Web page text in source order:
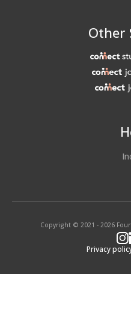
Other
Copyright © 2021 - 2026
Privacy